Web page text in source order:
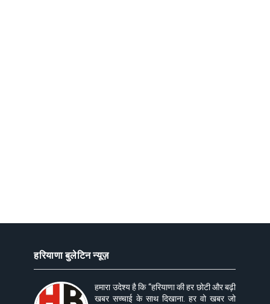
हरियाणा बुलेटिन न्यूज़
हमारा उदेश्य है कि “हरियाणा की हर छोटी और बढ़ी
खबर सच्चाई के साथ दिखाना. हर वो खबर जो